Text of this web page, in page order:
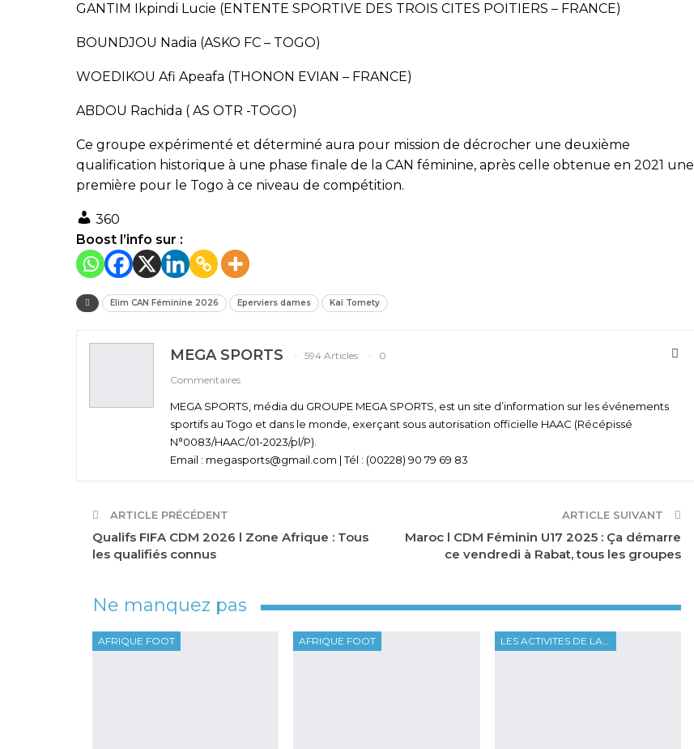
GANTIM Ikpindi Lucie (ENTENTE SPORTIVE DES TROIS CITES POITIERS – FRANCE)
BOUNDJOU Nadia (ASKO FC – TOGO)
WOEDIKOU Afi Apeafa (THONON EVIAN – FRANCE)
ABDOU Rachida ( AS OTR -TOGO)
Ce groupe expérimenté et déterminé aura pour mission de décrocher une deuxième
qualification historique à une phase finale de la CAN féminine, après celle obtenue en 2021 une
première pour le Togo à ce niveau de compétition.
360
Boost l’info sur :
Elim CAN Féminine 2026 Eperviers dames Kaï Tomety
MEGA SPORTS 594 Articles
0
Commentaires
MEGA SPORTS, média du GROUPE MEGA SPORTS, est un site d’information sur les événements
sportifs au Togo et dans le monde, exerçant sous autorisation officielle HAAC (Récépissé
N°0083/HAAC/01-2023/pl/P).
Email : megasports@gmail.com | Tél : (00228) 90 79 69 83
ARTICLE PRÉCÉDENT
Qualifs FIFA CDM 2026 l Zone Afrique : Tous
les qualifiés connus
ARTICLE SUIVANT
Maroc l CDM Féminin U17 2025 : Ça démarre
ce vendredi à Rabat, tous les groupes
Ne manquez pas
AFRIQUE FOOT AFRIQUE FOOT